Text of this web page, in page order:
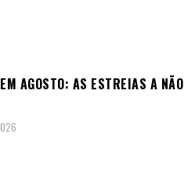
AGOSTO: AS ESTREIAS A NÃO